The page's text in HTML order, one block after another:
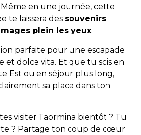
en une journée, cette
te laissera des souvenirs
plein les yeux.
parfaite pour une escapade
et dolce vita. Et que tu sois en
Est ou en séjour plus long,
sa place dans ton
visiter Taormina bientôt ? Tu
? Partage ton coup de cœur